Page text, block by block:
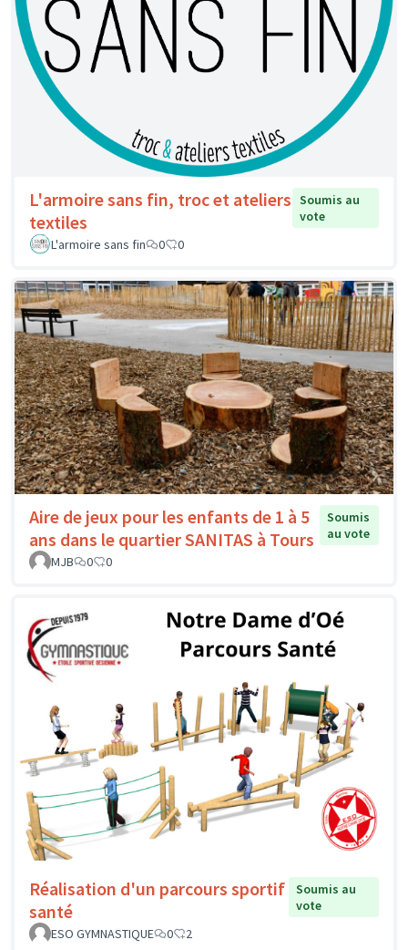
L'armoire sans fin, troc et ateliers
textiles
Soumis au
vote
L'armoire sans fin
0 0
Aire de jeux pour les enfants de 1 à 5
ans dans le quartier SANITAS à Tours
Soumis
au vote
MJB
0 0
Réalisation d'un parcours sportif
santé
Soumis au
vote
ESO GYMNASTIQUE
0 2